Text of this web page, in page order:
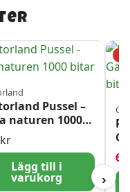
Pussel –
naturen 1000
kr
Lägg till i
varukorg
69
›